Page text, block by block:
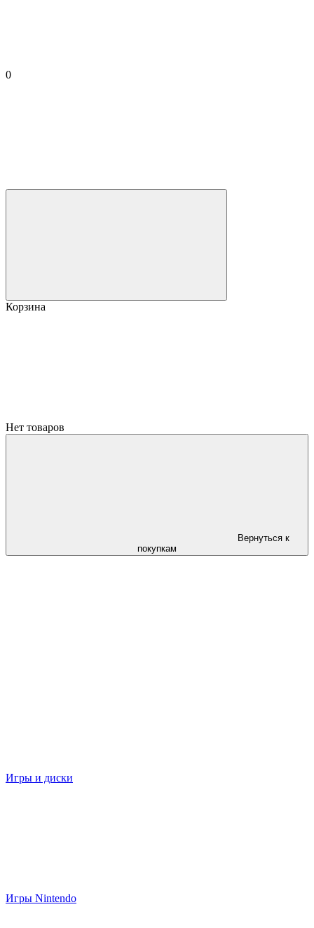
0
Корзина
Нет товаров
Вернуться к
покупкам
Игры и диски
Игры Nintendo